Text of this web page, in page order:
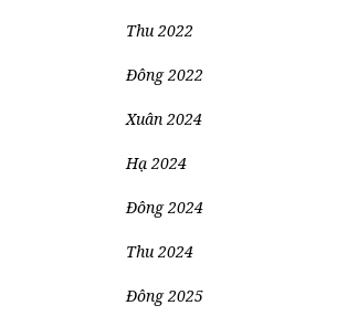
Thu 2022
Đông 2022
Xuân 2024
Hạ 2024
Đông 2024
Thu 2024
Đông 2025